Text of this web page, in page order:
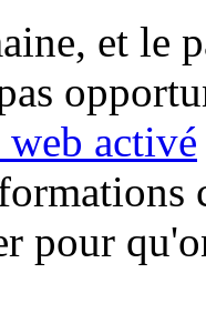
et le
web activé
pour